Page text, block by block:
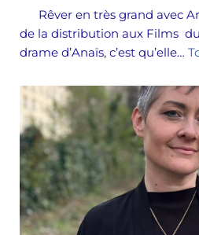
Rêver en très grand avec
de la distribution aux Films
drame d’Anaïs, c’est qu’elle…